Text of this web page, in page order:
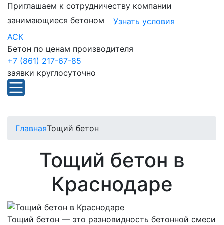
Приглашаем к сотрудничеству компании
занимающиеся бетоном
Узнать условия
АСК
Бетон по ценам производителя
+7 (861) 217-67-85
заявки круглосуточно
ГлавнаяТощий бетон
Тощий бетон в
Краснодаре
Тощий бетон — это разновидность бетонной смеси